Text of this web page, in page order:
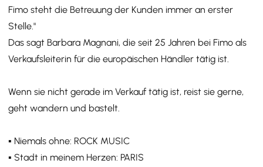
Fimo steht die Betreuung der Kunden immer an erster
Stelle."
Das sagt Barbara Magnani, die seit 25 Jahren bei Fimo als
Verkaufsleiterin für die europäischen Händler tätig ist.
Wenn sie nicht gerade im Verkauf tätig ist, reist sie gerne,
geht wandern und bastelt.
▪️ Niemals ohne: ROCK MUSIC
▪️ Stadt in meinem Herzen: PARIS